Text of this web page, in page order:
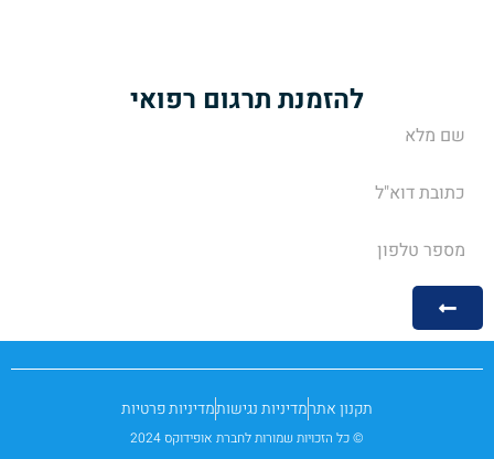
להזמנת תרגום רפואי
© כל הזכויות שמורות לחברת אופידוקס 2024
תקנון אתרמדיניות נגישותמדיניות פרטיות